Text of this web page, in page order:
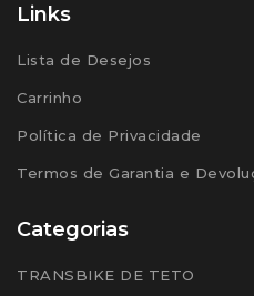
Links
Lista de Desejos
Carrinho
Política de Privacidade
Termos de Garantia e
Categorias
TRANSBIKE DE TETO